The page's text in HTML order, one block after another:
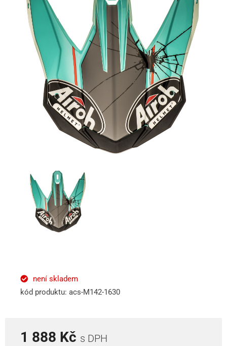
není skladem
kód produktu: acs-M142-1630
1 888 Kč s DPH